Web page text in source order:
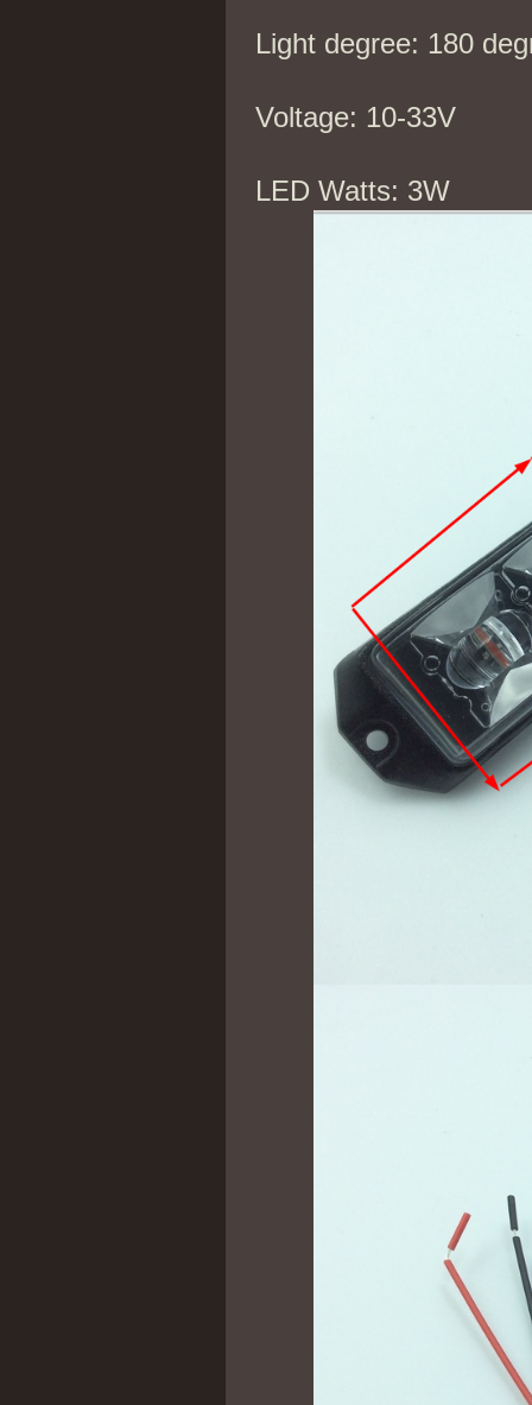
Light degree: 180
Voltage: 10-33V
LED Watts: 3W